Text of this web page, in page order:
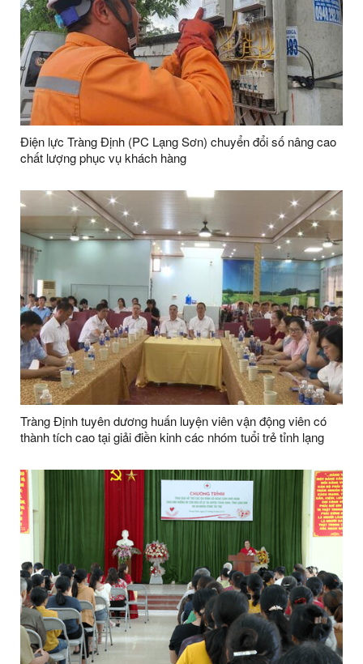
Điện lực Tràng Định (PC Lạng Sơn) chuyển đổi số nâng cao
chất lượng phục vụ khách hàng
Tràng Định tuyên dương huấn luyện viên vận động viên có
thành tích cao tại giải điền kinh các nhóm tuổi trẻ tỉnh lạng